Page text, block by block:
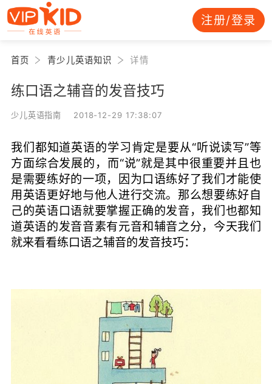
注册/登录
首页 青少儿英语知识 详情
练口语之辅音的发音技巧
少儿英语指南 2018-12-29 17:38:07
我们都知道英语的学习肯定是要从“听说读写”等
方面综合发展的，而“说”就是其中很重要并且也
是需要练好的一项，因为口语练好了我们才能使
用英语更好地与他人进行交流。那么想要练好自
己的英语口语就要掌握正确的发音，我们也都知
道英语的发音音素有元音和辅音之分，今天我们
就来看看练口语之辅音的发音技巧：